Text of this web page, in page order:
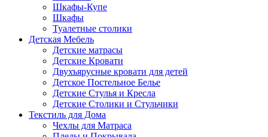
Шкафы-Купе
Шкафы
Туалетные столики
Детская Мебель
Детские матрасы
Детские Кровати
Двухъярусные кровати для детей
Детское Постельное Белье
Детские Стулья и Кресла
Детские Столики и Стульчики
Текстиль для Дома
Чехлы для Матраса